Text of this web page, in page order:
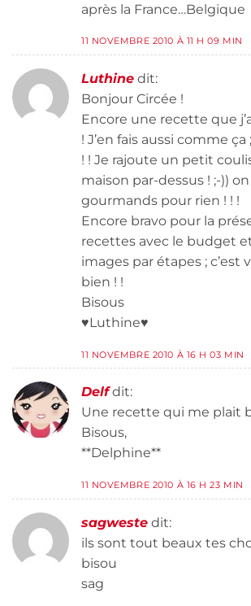
après la France…Belgique
11 NOVEMBRE 2010 À 11 H 09 MIN
Luthine dit:
Bonjour Circée !
Encore une recette que
! J’en fais aussi comme
! ! Je rajoute un petit
maison par-dessus ! ;-))
gourmands pour rien ! ! !
Encore bravo pour la
recettes avec le budget
images par étapes ; c’est
bien ! !
Bisous
♥Luthine♥
11 NOVEMBRE 2010 À 16 H 03 MIN
Delf dit:
Une recette qui me plait
Bisous,
**Delphine**
11 NOVEMBRE 2010 À 16 H 23 MIN
sagweste dit:
ils sont tout beaux tes
bisou
sag